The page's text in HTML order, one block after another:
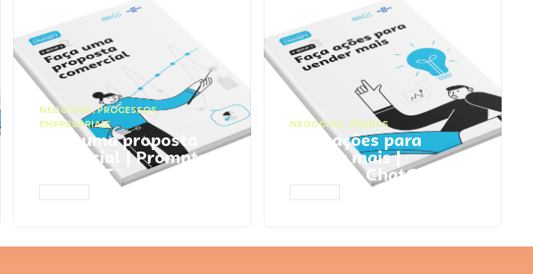
NEGÓCIOS,PROCESSOS
EMPRESARIAIS
Faça uma proposta
comercial | Prompts
ChatGPT
NEGÓCIOS, VENDAS
Faça ações para
vender mais |
Prompts ChatGPT